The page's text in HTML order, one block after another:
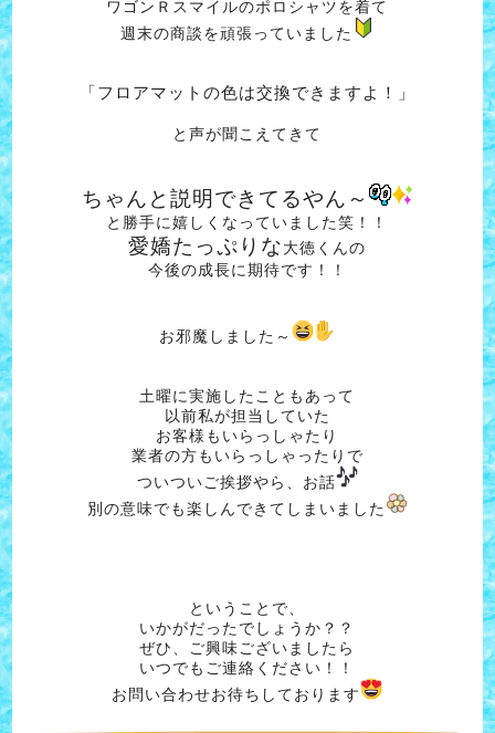
ワゴンＲスマイルのポロシャツを着て
週末の商談を頑張っていました
「フロアマットの色は交換できますよ！」
と声が聞こえてきて
ちゃんと説明できてるやん～
と勝手に嬉しくなっていました笑！！
愛嬌たっぷりな大徳くんの
今後の成長に期待です！！
お邪魔しました～
土曜に実施したこともあって
以前私が担当していた
お客様もいらっしゃたり
業者の方もいらっしゃったりで
ついついご挨拶やら、お話
別の意味でも楽しんできてしまいました
ということで、
いかがだったでしょうか？？
ぜひ、ご興味ございましたら
いつでもご連絡ください！！
お問い合わせお待ちしております